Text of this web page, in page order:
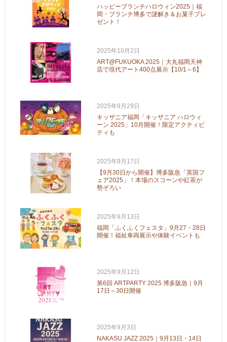
ハッピーブランチハロウィン2025｜福
岡・ブランチ博多で謎解き＆お菓子プレ
ゼント！
2025年10月2日
ART@FUKUOKA 2025｜大丸福岡天神
店で現代アート400点展示【10/1～6】
2025年9月29日
キッザニア福岡「キッザニア ハロウィ
ーン 2025」10月開催！限定アクティビ
ティも
2025年9月17日
【9月30日から開催】博多阪急「英国フ
ェア2025」！本場のスコーンや紅茶が
勢ぞろい
2025年9月13日
福岡「ふくふくフェスタ」9月27・28日
開催！福祉車両展示や体験イベントも
2025年9月12日
第6回 ARTPARTY 2025 博多阪急｜9月
17日～30日開催
2025年9月3日
NAKASU JAZZ 2025｜9月13日・14日